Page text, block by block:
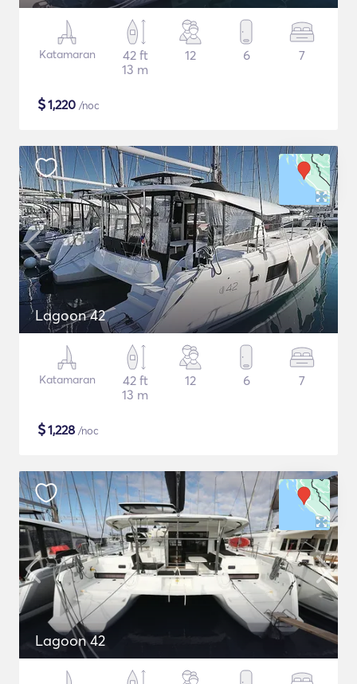
Katamaran
42 ft
13 m
12 6 7
$1,220 /noc
Lagoon 42
Katamaran
42 ft
13 m
12 6 7
$1,228 /noc
Lagoon 42